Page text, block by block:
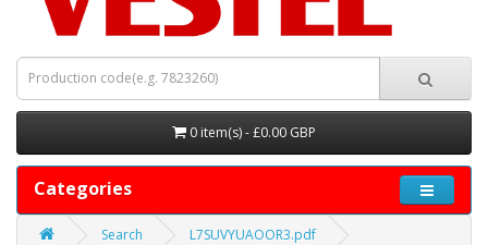
0 item(s) - £0.00 GBP
Categories
Search L7SUVYUAOOR3.pdf